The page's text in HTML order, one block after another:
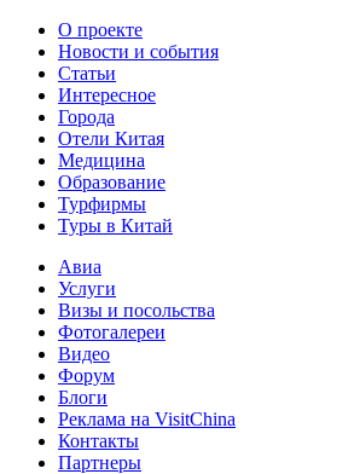
О проекте
Новости и события
Статьи
Интересное
Города
Отели Китая
Медицина
Образование
Турфирмы
Туры в Китай
Авиа
Услуги
Визы и посольства
Фотогалереи
Видео
Форум
Блоги
Реклама на VisitChina
Контакты
Партнеры